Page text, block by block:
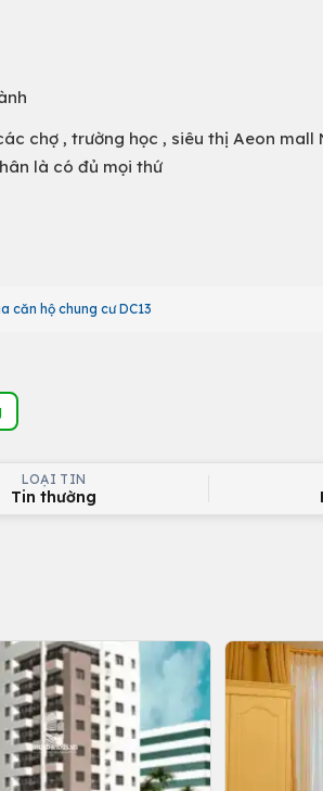
chợ , trường học , siêu thị Aeon mall
là có đủ mọi thứ
căn hộ chung cư DC13
LOẠI TIN
Tin thường